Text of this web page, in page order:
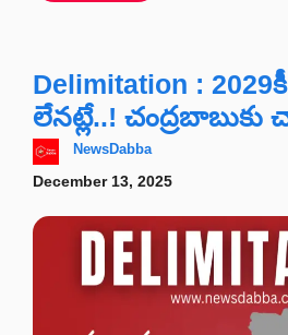
Delimitation :
లేనట్లే..!
NewsDabba
December 13, 2025